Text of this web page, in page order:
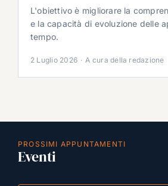
L'obiettivo è migliorare la
e la capacità di evoluzione delle
tempo.
2 Luglio 2026 · A cura della redazione
PROSSIMI APPUNTAMENTI
Eventi